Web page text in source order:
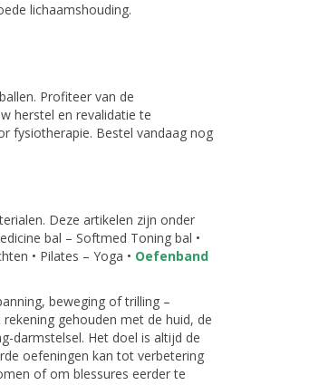
lichaamshouding.
Profiteer van de
herstel en revalidatie te
fysiotherapie. Bestel vandaag nog
Deze artikelen zijn onder
bal – Softmed Toning bal •
• Pilates – Yoga • Oefenband
beweging of trilling –
gehouden met de huid, de
darmstelsel. Het doel is altijd de
oefeningen kan tot verbetering
of om blessures eerder te